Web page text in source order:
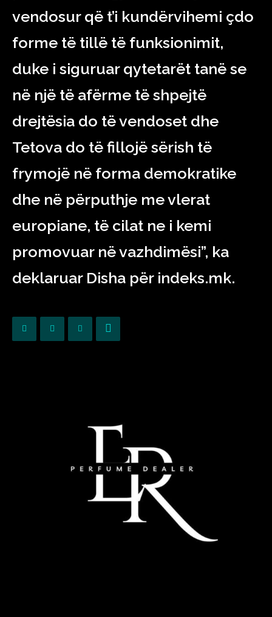
vendosur që t’i kundërvihemi çdo
forme të tillë të funksionimit,
duke i siguruar qytetarët tanë se
në një të afërme të shpejtë
drejtësia do të vendoset dhe
Tetova do të fillojë sërish të
frymojë në forma demokratike
dhe në përputhje me vlerat
europiane, të cilat ne i kemi
promovuar në vazhdimësi”, ka
deklaruar Disha për indeks.mk.